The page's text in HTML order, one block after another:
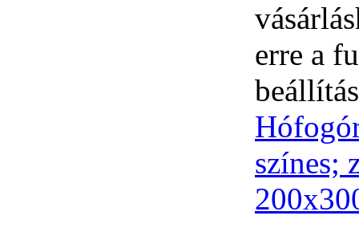
erre a
színes;